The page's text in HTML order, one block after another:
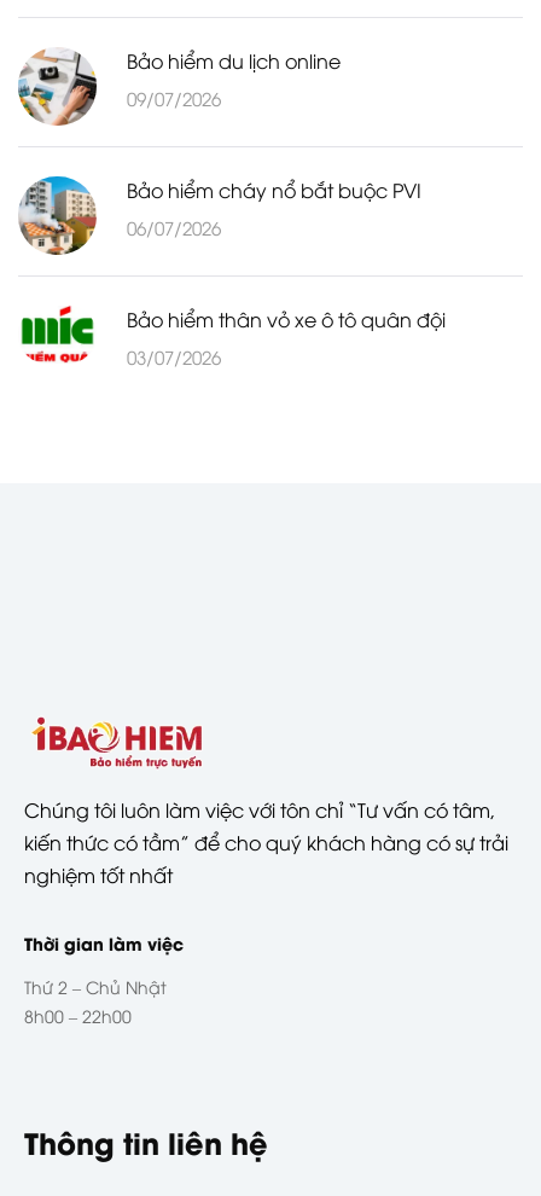
Bảo hiểm du lịch online
09/07/2026
Bảo hiểm cháy nổ bắt buộc PVI
06/07/2026
Bảo hiểm thân vỏ xe ô tô quân đội
03/07/2026
Chúng tôi luôn làm việc với tôn chỉ “Tư vấn có tâm,
kiến thức có tầm” để cho quý khách hàng có sự trải
nghiệm tốt nhất
Thời gian làm việc
Thứ 2 – Chủ Nhật
8h00 – 22h00
Thông tin liên hệ